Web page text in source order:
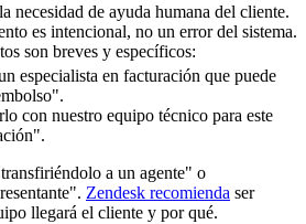
necesidad de ayuda humana del cliente.
es intencional, no un error del sistema.
son breves y específicos:
especialista en facturación que puede
con nuestro equipo técnico para este
a un agente" o
Zendesk recomienda ser
llegará el cliente y por qué.